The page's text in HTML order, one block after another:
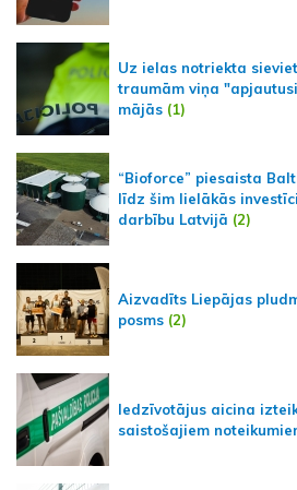
Uz ielas notriekta
traumām viņa
mājās (1)
“Bioforce” piesaista
līdz šim lielākās
darbību Latvijā (2)
Aizvadīts Liepājas
posms (2)
Iedzīvotājus aicina
saistošajiem